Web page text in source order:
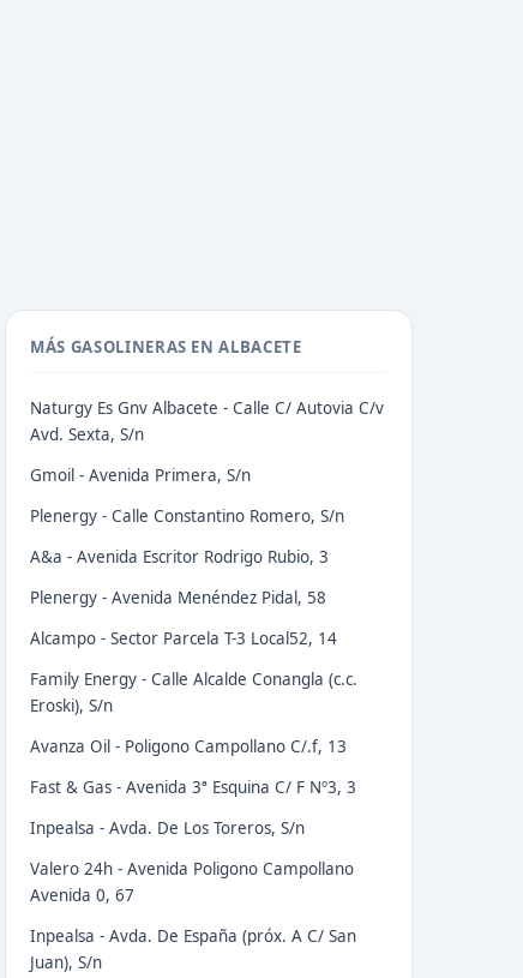
MÁS GASOLINERAS EN ALBACETE
Naturgy Es Gnv Albacete - Calle C/ Autovia C/v
Avd. Sexta, S/n
Gmoil - Avenida Primera, S/n
Plenergy - Calle Constantino Romero, S/n
A&a - Avenida Escritor Rodrigo Rubio, 3
Plenergy - Avenida Menéndez Pidal, 58
Alcampo - Sector Parcela T-3 Local52, 14
Family Energy - Calle Alcalde Conangla (c.c.
Eroski), S/n
Avanza Oil - Poligono Campollano C/.f, 13
Fast & Gas - Avenida 3ª Esquina C/ F Nº3, 3
Inpealsa - Avda. De Los Toreros, S/n
Valero 24h - Avenida Poligono Campollano
Avenida 0, 67
Inpealsa - Avda. De España (próx. A C/ San
Juan), S/n